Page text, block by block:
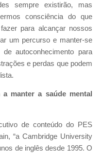
sempre existirão, mas
consciência do que
para alcançar nossos
um percurso e manter-se
autoconhecimento para
e perdas que podem
a manter a saúde mental
de conteúdo do PES
“a Cambridge University
de inglês desde 1995. O